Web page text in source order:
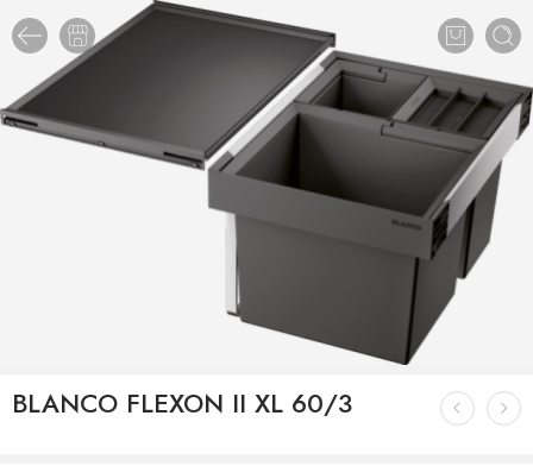
BLANCO FLEXON II XL 60/3